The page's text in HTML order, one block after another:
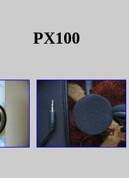
PX100